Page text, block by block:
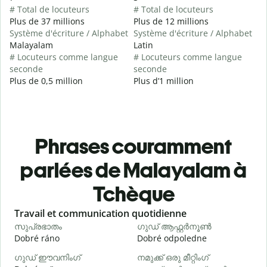
# Total de locuteurs
Plus de 37 millions
Système d'écriture / Alphabet
Malayalam
# Locuteurs comme langue
seconde
Plus de 0,5 million
# Total de locuteurs
Plus de 12 millions
Système d'écriture / Alphabet
Latin
# Locuteurs comme langue
seconde
Plus d’1 million
Phrases couramment
parlées de Malayalam à
Tchèque
Slide 1 of 6
Travail et communication quotidienne
സുപ്രഭാതം
Dobré ráno
ഗുഡ് ആഫ്റ്റർനൂൺ
Dobré odpoledne
ഗുഡ് ഈവനിംഗ്
നമുക്ക് ഒരു മീറ്റിംഗ്